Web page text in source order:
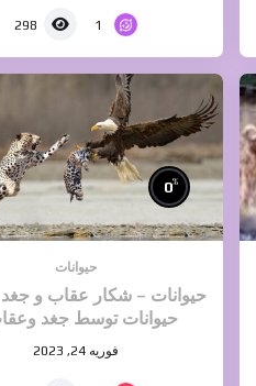
1
298
0%
حیوانات
حیوانات – شکار عقاب و
حیوانات توسط جغد
فوریه 24, 2023